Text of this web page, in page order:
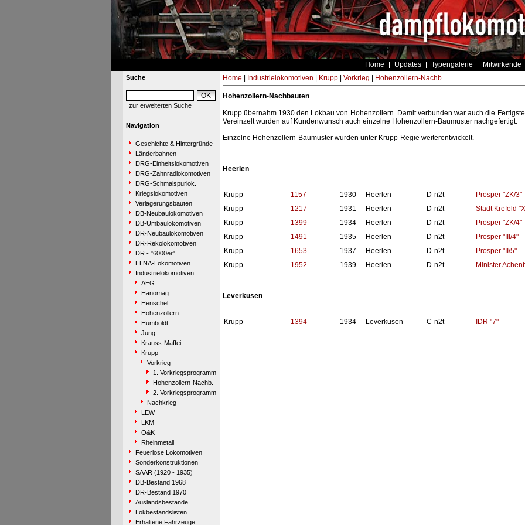
Home Updates Typengalerie Mitwirkende
Suche
zur erweiterten Suche
Navigation
Geschichte & Hintergründe
Länderbahnen
DRG-Einheitslokomotiven
DRG-Zahnradlokomotiven
DRG-Schmalspurlok.
Kriegslokomotiven
Verlagerungsbauten
DB-Neubaulokomotiven
DB-Umbaulokomotiven
DR-Neubaulokomotiven
DR-Rekolokomotiven
DR - "6000er"
ELNA-Lokomotiven
Industrielokomotiven
AEG
Hanomag
Henschel
Hohenzollern
Humboldt
Jung
Krauss-Maffei
Krupp
Vorkrieg
1. Vorkriegsprogramm
Hohenzollern-Nachb.
2. Vorkriegsprogramm
Nachkrieg
LEW
LKM
O&K
Rheinmetall
Feuerlose Lokomotiven
Sonderkonstruktionen
SAAR (1920 - 1935)
DB-Bestand 1968
DR-Bestand 1970
Auslandsbestände
Lokbestandslisten
Erhaltene Fahrzeuge
Home Industrielokomotiven Krupp| Vorkrieg Hohenzollern-Nachb.
Hohenzollern-Nachbauten
Krupp übernahm 1930 den Lokbau von Hohenzollern. Damit verbunden war auch die
Vereinzelt wurden auf Kundenwunsch auch einzelne Hohenzollern-Baumuster nachgefertigt.
Einzelne Hohenzollern-Baumuster wurden unter Krupp-Regie weiterentwickelt.
Heerlen
Krupp 1157 1930 Heerlen D-n2t
Prosper "ZK/3"
Krupp
1217 1931 Heerlen D-n2t
Stadt Krefeld
Krupp
1399 1934 Heerlen D-n2t
Prosper "ZK/4"
Krupp
1491 1935 Heerlen D-n2t
Prosper "III/4"
Krupp
1653 1937 Heerlen D-n2t
Prosper "II/5"
Krupp
1952 1939 Heerlen D-n2t Minister
Leverkusen
Krupp 1394 1934 Leverkusen C-n2t IDR "7"